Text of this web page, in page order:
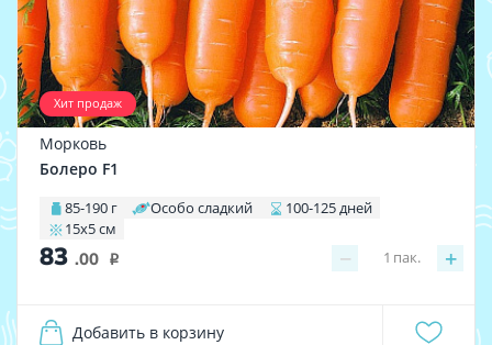
Хит продаж
Морковь
Болеро F1
85-190 г Особо сладкий
100-125 дней
15х5 см
83 .00 i − +
1 пак.
Добавить в корзину